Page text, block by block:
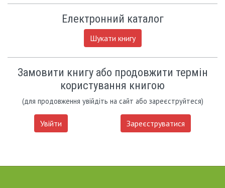
Електронний каталог
Шукати книгу
Замовити книгу або продовжити термін
користування книгою
(для продовження увійдіть на сайт або зареєструйтеся)
Увійти Зареєструватися